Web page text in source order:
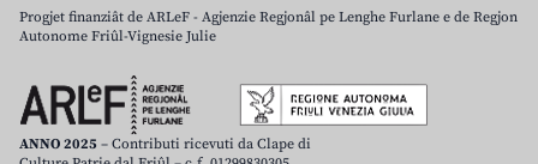
Progjet finanziât de ARLeF - Agjenzie Regjonâl pe Lenghe Furlane e de Regjon
Autonome Friûl-Vignesie Julie
ANNO 2025 – Contributi ricevuti da Clape di